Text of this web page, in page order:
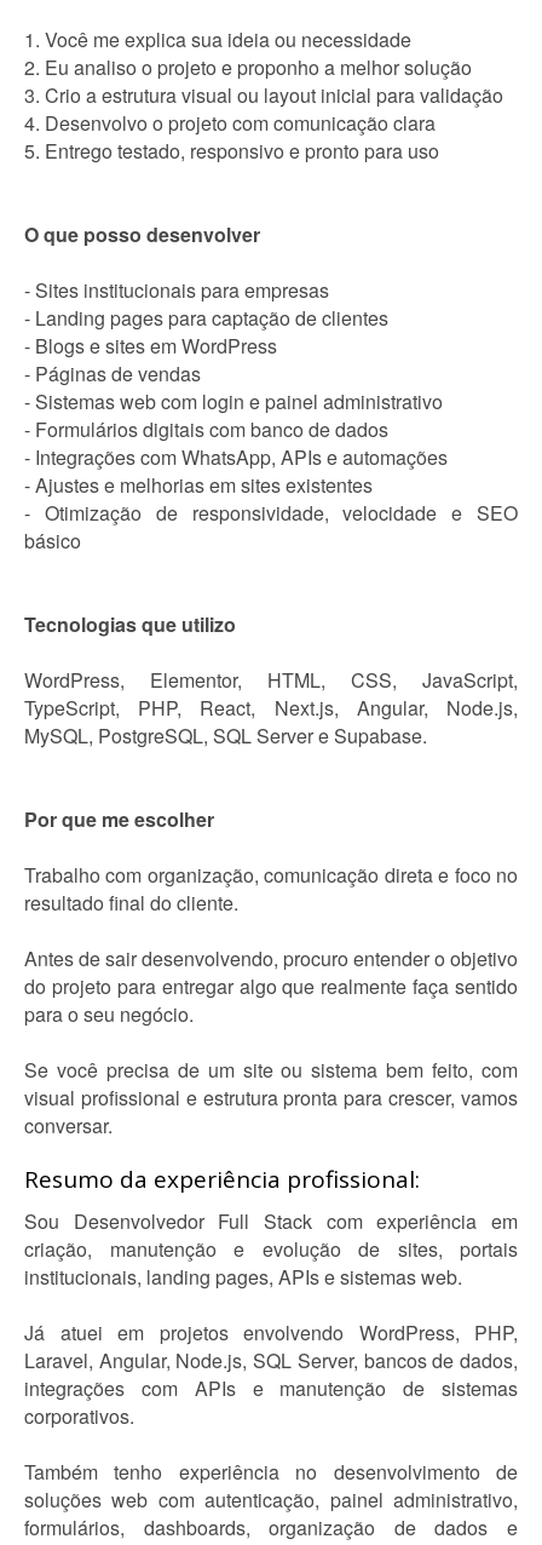
1. Você me explica sua ideia ou necessidade
2. Eu analiso o projeto e proponho a melhor solução
3. Crio a estrutura visual ou layout inicial para validação
4. Desenvolvo o projeto com comunicação clara
5. Entrego testado, responsivo e pronto para uso
O que posso desenvolver
- Sites institucionais para empresas
- Landing pages para captação de clientes
- Blogs e sites em WordPress
- Páginas de vendas
- Sistemas web com login e painel administrativo
- Formulários digitais com banco de dados
- Integrações com WhatsApp, APIs e automações
- Ajustes e melhorias em sites existentes
- Otimização de responsividade, velocidade e SEO
básico
Tecnologias que utilizo
WordPress, Elementor, HTML, CSS, JavaScript,
TypeScript, PHP, React, Next.js, Angular, Node.js,
MySQL, PostgreSQL, SQL Server e Supabase.
Por que me escolher
Trabalho com organização, comunicação direta e foco no
resultado final do cliente.
Antes de sair desenvolvendo, procuro entender o objetivo
do projeto para entregar algo que realmente faça sentido
para o seu negócio.
Se você precisa de um site ou sistema bem feito, com
visual profissional e estrutura pronta para crescer, vamos
conversar.
Resumo da experiência profissional:
Sou Desenvolvedor Full Stack com experiência em
criação, manutenção e evolução de sites, portais
institucionais, landing pages, APIs e sistemas web.
Já atuei em projetos envolvendo WordPress, PHP,
Laravel, Angular, Node.js, SQL Server, bancos de dados,
integrações com APIs e manutenção de sistemas
corporativos.
Também tenho experiência no desenvolvimento de
soluções web com autenticação, painel administrativo,
formulários, dashboards, organização de dados e